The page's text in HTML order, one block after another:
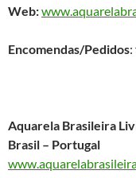
Web:
Encomendas/Pedidos
Aquarela Brasileira
Brasil – Portugal